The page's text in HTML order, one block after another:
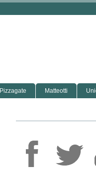
Pizzagate Matteotti